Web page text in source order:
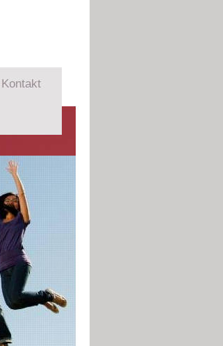
Kontakt